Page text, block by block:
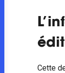
Cette